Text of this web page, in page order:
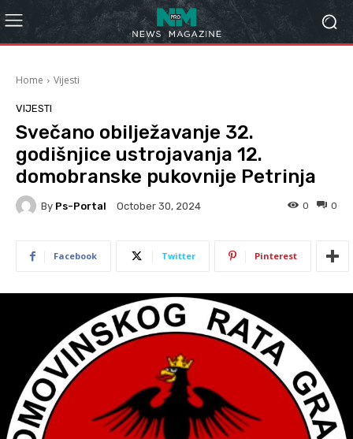
Home Vijesti
VIJESTI
Svečano obilježavanje 32.
godišnjice ustrojavanja 12.
domobranske pukovnije Petrinja
By Ps-Portal October 30, 2024 0
0
Facebook Twitter Pinterest